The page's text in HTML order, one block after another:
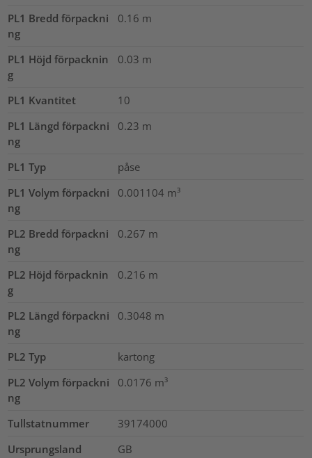
PL1 Bredd förpackni
ng
0.16 m
PL1 Höjd förpacknin
g
0.03 m
PL1 Kvantitet
10
PL1 Längd förpackni
ng
0.23 m
PL1 Typ
påse
PL1 Volym förpackni
ng
0.001104 m³
PL2 Bredd förpackni
ng
0.267 m
PL2 Höjd förpacknin
g
0.216 m
PL2 Längd förpackni
ng
0.3048 m
PL2 Typ
kartong
PL2 Volym förpackni
ng
0.0176 m³
Tullstatnummer
39174000
Ursprungsland
GB